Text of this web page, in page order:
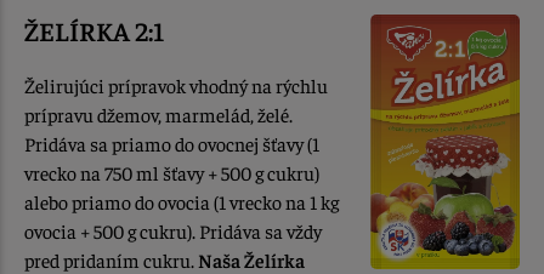
ŽELÍRKA 2:1
Želirujúci prípravok vhodný na rýchlu
prípravu džemov, marmelád, želé.
Pridáva sa priamo do ovocnej šťavy (1
vrecko na 750 ml šťavy + 500 g cukru)
alebo priamo do ovocia (1 vrecko na 1 kg
ovocia + 500 g cukru). Pridáva sa vždy
pred pridaním cukru. Naša Želírka